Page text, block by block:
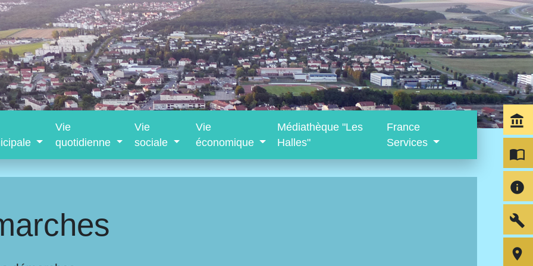
Vie
quotidienne
Vie
sociale
Vie
économique
Médiathèque "Les
Halles"
France
Services
account_balance
import_contacts
info
build
room